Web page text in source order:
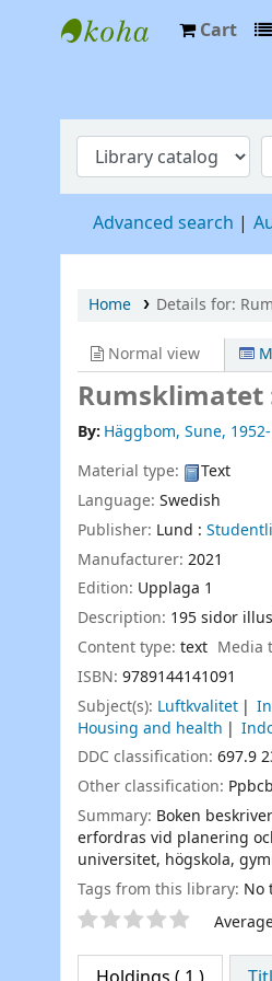
Cart
Advanced search
Home Details for:
Normal view
By: Häggbom, Sune, 1952-
Material type:
Text
Language: Swedish
Publisher: Lund :
Manufacturer: 2021
Edition: Upplaga 1
Description: 195 sidor
Content type: text Media
ISBN: 9789144141091
Subject(s): Luftkvalitet
Housing and health
DDC classification: 697.9
Other classification: Ppbcb
Summary: Boken
erfordras vid planering
universitet, högskola,
Tags from this library: No
Star ratings